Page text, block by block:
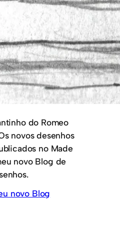
do Romeo
novos desenhos
no Made
novo Blog de
novo Blog